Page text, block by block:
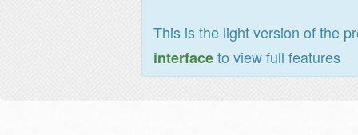
This is the light version of the
interfaceto view full features